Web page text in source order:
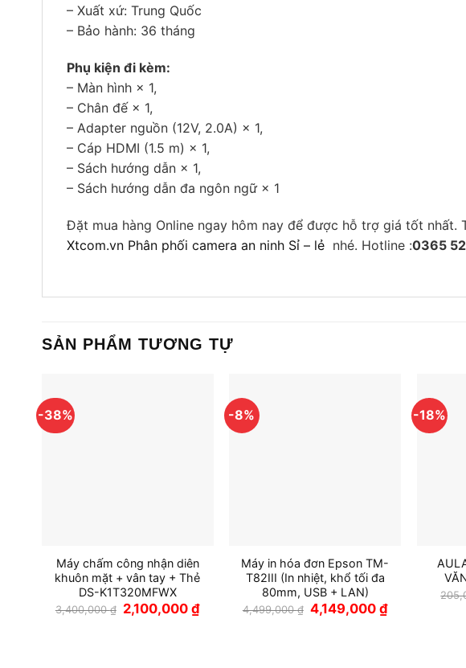
– Xuất xứ: Trung Quốc
– Bảo hành: 36 tháng
Phụ kiện đi kèm:
– Màn hình × 1,
– Chân đế × 1,
– Adapter nguồn (12V, 2.0A) × 1,
– Cáp HDMI (1.5 m) × 1,
– Sách hướng dẫn × 1,
– Sách hướng dẫn đa ngôn ngữ × 1
Đặt mua hàng Online ngay hôm nay để được hỗ trợ giá tốt nhất.
Xtcom.vn Phân phối camera an ninh Sỉ – lẻ nhé. Hotline :0365
SẢN PHẨM TƯƠNG TỰ
-38%
Máy chấm công nhận diên
khuôn mặt + vân tay + Thẻ
DS-K1T320MFWX
3,400,000₫ Giá
gốc
2,100,000 ₫Giá
hiện
-8%
Máy in hóa đơn Epson TM-
T82III (In nhiệt, khổ tối đa
80mm, USB + LAN)
4,499,000₫ Giá
gốc
4,149,000 ₫Giá
hiện
-18%